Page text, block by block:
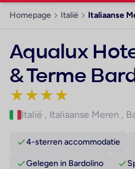
Homepage Italië Italiaanse
Aqualux
& Terme
★★★★
Italië , Italiaanse Meren ,
4-sterren accommodatie
Gelegen in Bardolino